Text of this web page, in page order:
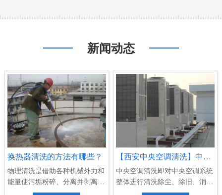
新闻动态
‌换热器清洗的方法有哪些？
物理清洗是借助各种机械外力和
能量使污垢粉碎、分离并剥离离
【西安中央空调清洗】中央空调清洗方法和步骤
中央空调清洗即对中央空调系统
整体进行清洗除尘、除旧、消菌